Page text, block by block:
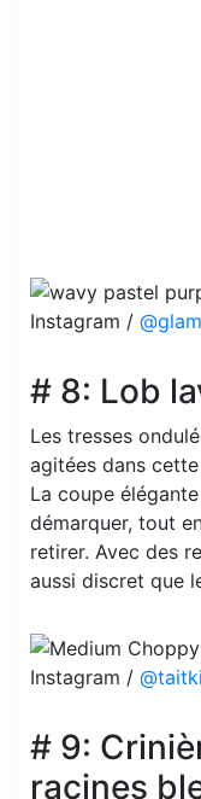
Instagram /
# 8: Lob
Les tresses
agitées dans
La coupe
démarquer, tout
retirer. Avec des
aussi discret que
Instagram /
# 9:
racines